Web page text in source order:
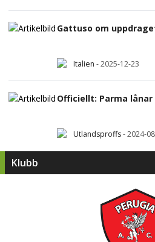
Gattuso om
Italien -2025-12-23
Officiellt: Parma
Utlandsproffs-2024-
Klubb